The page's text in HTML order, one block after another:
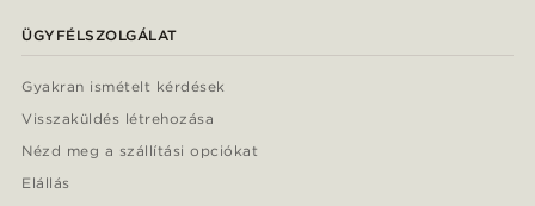
ÜGYFÉLSZOLGÁLAT
Gyakran ismételt kérdések
Visszaküldés létrehozása
Nézd meg a szállítási opciókat
Elállás